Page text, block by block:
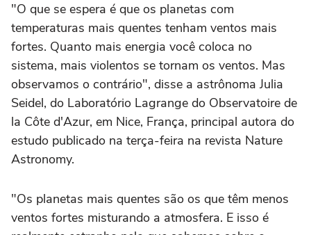
"O que se espera é que os planetas com
temperaturas ‌mais quentes tenham ventos mais
fortes. Quanto mais energia você coloca no
sistema, mais violentos se tornam os ventos. Mas
observamos o contrário", disse a ⁠astrônoma Julia
Seidel, do Laboratório Lagrange do Observatoire de
la Côte d'Azur, em Nice, França, principal autora do
estudo publicado na terça-feira na revista Nature
Astronomy.
"Os planetas mais quentes são os que têm menos
ventos fortes misturando a atmosfera. E isso é